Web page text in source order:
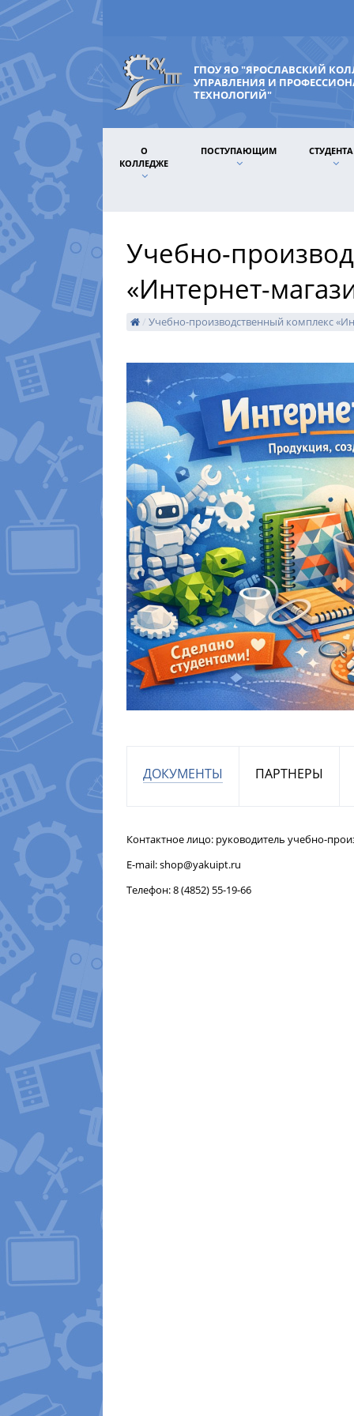
ГПОУ ЯО "ЯРОСЛАВСКИЙ
УПРАВЛЕНИЯ И
ТЕХНОЛОГИЙ"
О
КОЛЛЕДЖЕ
ПОСТУПАЮЩИМ
Учебно-
«Интернет-
/ Учебно-производственный комплекс
ДОКУМЕНТЫ ПАРТНЕРЫ
Контактное лицо: руководитель учебно-
E-mail: shop@yakuipt.ru
Телефон: 8 (4852) 55-19-66